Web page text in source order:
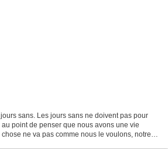
jours sans. Les jours sans ne doivent pas pour
point de penser que nous avons une vie
ne va pas comme nous le voulons, notre